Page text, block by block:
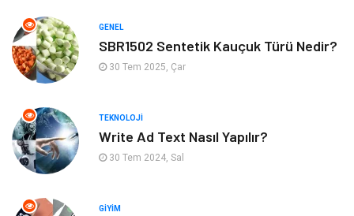
Aksesuar Eğlence
Güzellik
Maden ve Metal
Bahçe Ev
Nakliyat
GENEL
SBR1502 Sentetik Kauçuk Türü Nedir?
30 Tem 2025, Çar
TEKNOLOJI
Write Ad Text Nasıl Yapılır?
30 Tem 2024, Sal
GIYIM